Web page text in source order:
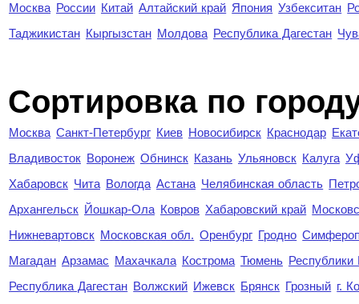
Москва России Китай Алтайский край Япония Узбекситан
Таджикистан Кыргызстан Молдова Республика Дагестан
Cортировка по
Москва Санкт-Петербург Киев Новосибирск Краснодар
Владивосток Воронеж Обнинск Казань Ульяновск Калуга
Хабаровск Чита Вологда Астана Челябинская область
Архангельск Йошкар-Ола Ковров Хабаровский край
Нижневартовск Московская обл. Оренбург Гродно
Магадан Арзамас Махачкала Кострома Тюмень Республики
Республика Дагестан Волжский Ижевск Брянск Грозный г.